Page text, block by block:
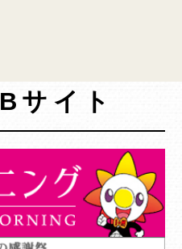
サイト